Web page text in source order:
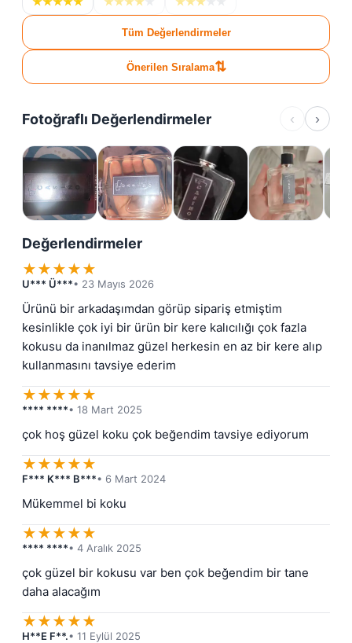
Tüm Değerlendirmeler
Önerilen Sıralama⇅
Fotoğraflı Değerlendirmeler ‹ ›
Değerlendirmeler
★★★★★
U*** Ü***• 23 Mayıs 2026
Ürünü bir arkadaşımdan görüp sipariş etmiştim
kesinlikle çok iyi bir ürün bir kere kalıcılığı çok fazla
kokusu da inanılmaz güzel herkesin en az bir kere alıp
kullanmasını tavsiye ederim
★★★★★
**** ****• 18 Mart 2025
çok hoş güzel koku çok beğendim tavsiye ediyorum
★★★★★
F*** K*** B***• 6 Mart 2024
Mükemmel bi koku
★★★★★
**** ****• 4 Aralık 2025
çok güzel bir kokusu var ben çok beğendim bir tane
daha alacağım
★★★★★
H**E F**.• 11 Eylül 2025